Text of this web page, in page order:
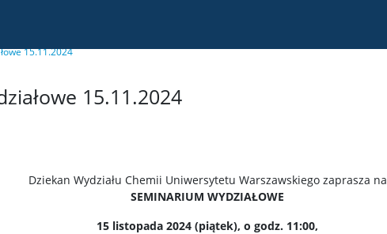
15.11.2024
15.11.2024
Dziekan Wydziału Chemii Uniwersytetu Warszawskiego zaprasza na
SEMINARIUM WYDZIAŁOWE
15 listopada 2024 (piątek), o godz. 11:00,